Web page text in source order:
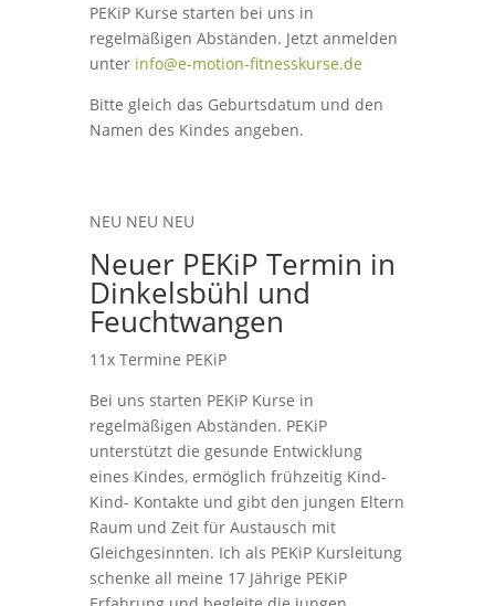
PEKiP Kurse starten bei uns in
regelmäßigen Abständen. Jetzt anmelden
unter info@e-motion-fitnesskurse.de
Bitte gleich das Geburtsdatum und den
Namen des Kindes angeben.
NEU NEU NEU
Neuer PEKiP Termin in
Dinkelsbühl und
Feuchtwangen
11x Termine PEKiP
Bei uns starten PEKiP Kurse in
regelmäßigen Abständen. PEKiP
unterstützt die gesunde Entwicklung
eines Kindes, ermöglich frühzeitig Kind-
Kind- Kontakte und gibt den jungen Eltern
Raum und Zeit für Austausch mit
Gleichgesinnten. Ich als PEKiP Kursleitung
schenke all meine 17 Jährige PEKiP